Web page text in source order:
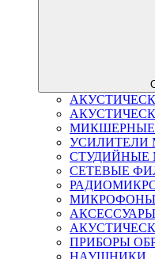
МИКШЕРНЫЕ
СТУДИЙНЫЕ
СЕТЕВЫЕ
ПРИБОРЫ
НАУШНИКИ